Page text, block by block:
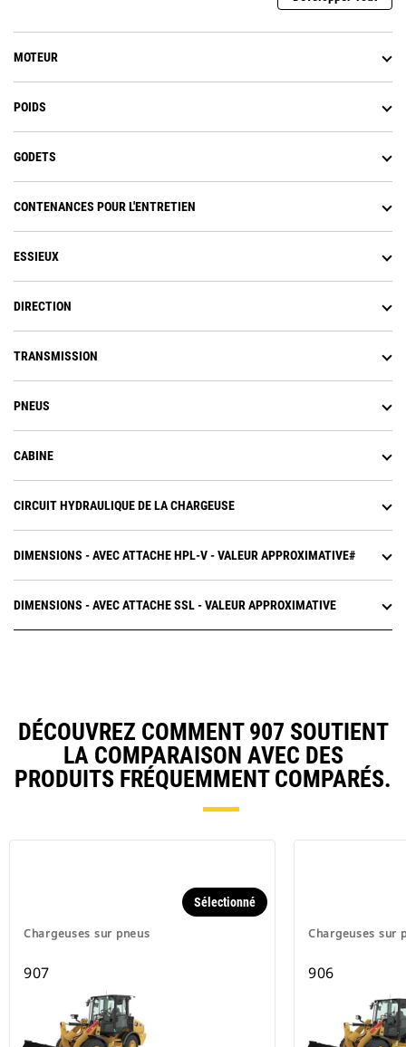
MOTEUR
POIDS
GODETS
CONTENANCES POUR L'ENTRETIEN
ESSIEUX
DIRECTION
TRANSMISSION
PNEUS
CABINE
CIRCUIT HYDRAULIQUE DE LA CHARGEUSE
DIMENSIONS - AVEC ATTACHE HPL-V - VALEUR APPROXIMATIVE#
DIMENSIONS - AVEC ATTACHE SSL - VALEUR APPROXIMATIVE
DÉCOUVREZ COMMENT 907 SOUTIENT
LA COMPARAISON AVEC DES
PRODUITS FRÉQUEMMENT COMPARÉS.
Chargeuses sur pneus
Sélectionné
907
Chargeuses sur
906